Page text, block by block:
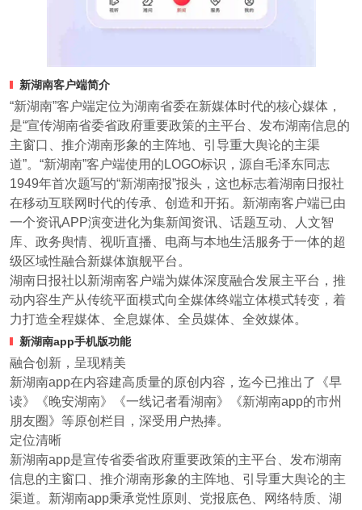
新湖南客户端简介
“新湖南”客户端定位为湖南省委在新媒体时代的核心媒体，
是“宣传湖南省委省政府重要政策的主平台、发布湖南信息的
主窗口、推介湖南形象的主阵地、引导重大舆论的主渠
道”。“新湖南”客户端使用的LOGO标识，源自毛泽东同志
1949年首次题写的“新湖南报”报头，这也标志着湖南日报社
在移动互联网时代的传承、创造和开拓。新湖南客户端已由
一个资讯APP演变进化为集新闻资讯、话题互动、人文智
库、政务舆情、视听直播、电商与本地生活服务于一体的超
级区域性融合新媒体旗舰平台。
湖南日报社以新湖南客户端为媒体深度融合发展主平台，推
动内容生产从传统平面模式向全媒体终端立体模式转变，着
力打造全程媒体、全息媒体、全员媒体、全效媒体。
新湖南app手机版功能
融合创新，呈现精美
新湖南app在内容建高质量的原创内容，迄今已推出了《早
读》《晚安湖南》《一线记者看湖南》《新湖南app的市州
朋友圈》等原创栏目，深受用户热捧。
定位清晰
新湖南app是宣传省委省政府重要政策的主平台、发布湖南
信息的主窗口、推介湖南形象的主阵地、引导重大舆论的主
渠道。新湖南app秉承党性原则、党报底色、网络特质、湖